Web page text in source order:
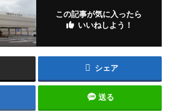
この記事が気に入ったら
いいねしよう！
シェア
送る